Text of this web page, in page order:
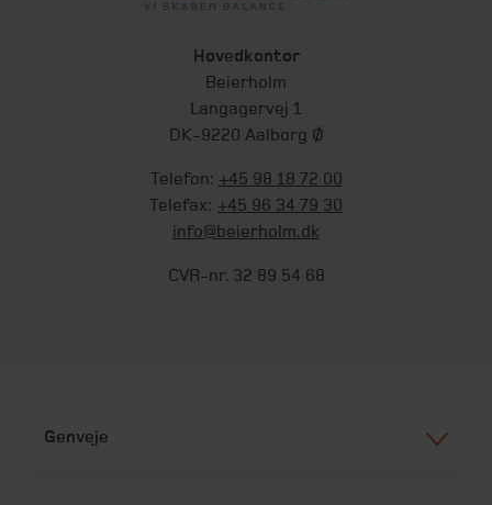
Hovedkontor
Beierholm
Langagervej 1
DK-9220 Aalborg Ø
Telefon: +45 98 18 72 00
Telefax: +45 96 34 79 30
info@beierholm.dk
CVR-nr. 32 89 54 68
Genveje